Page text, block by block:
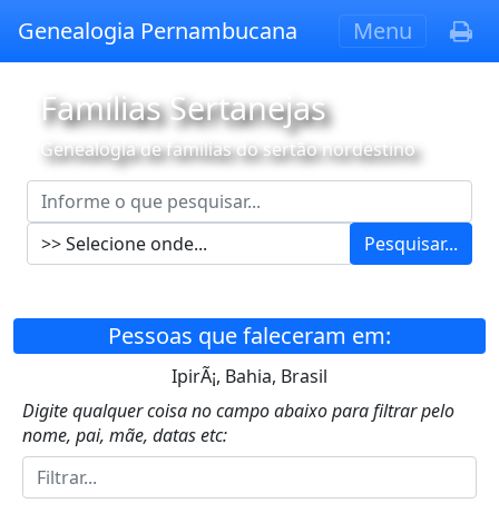
Genealogia Pernambucana Menu
Famílias Sertanejas
Genealogia de famílias do sertão nordestino
Pesquisar...
Pessoas que faleceram em:
IpirÃ¡, Bahia, Brasil
Digite qualquer coisa no campo abaixo para filtrar pelo
nome, pai, mãe, datas etc: